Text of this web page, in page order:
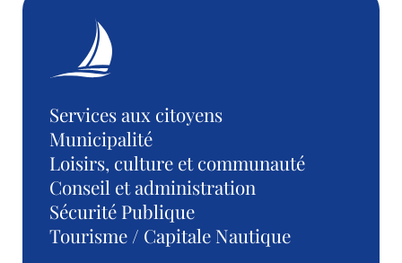
Services aux citoyens
Municipalité
Loisirs, culture et communauté
Conseil et administration
Sécurité Publique
Tourisme / Capitale Nautique